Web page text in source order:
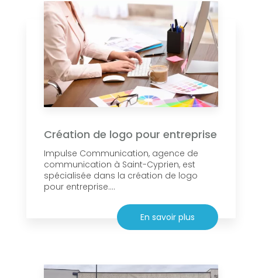
Création de logo pour entreprise
Impulse Communication, agence de
communication à Saint-Cyprien, est
spécialisée dans la création de logo
pour entreprise....
En savoir plus